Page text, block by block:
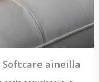
aineilla